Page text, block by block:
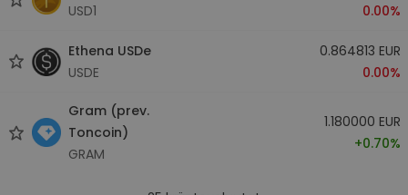
USD1
0.00%
Ethena USDe
USDE
0.864813 EUR
0.00%
Gram (prev.
Toncoin)
GRAM
1.180000 EUR
+0.70%